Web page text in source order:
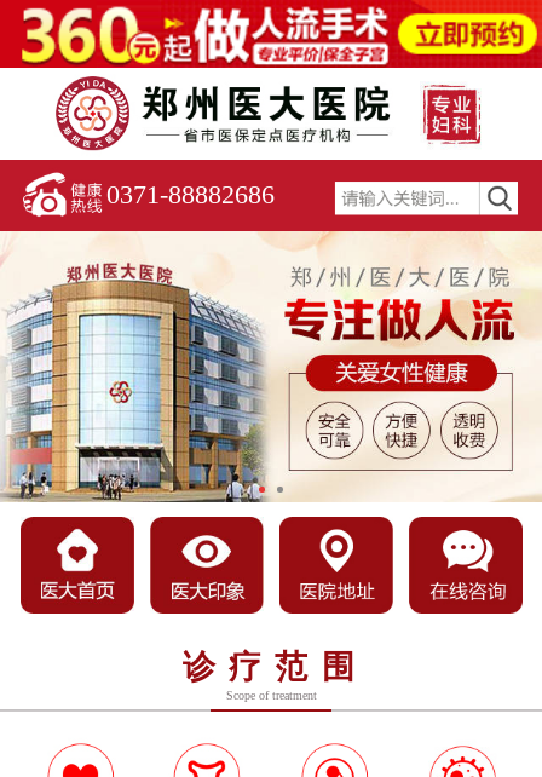
0371-88882686
诊疗范围
Scope of treatment